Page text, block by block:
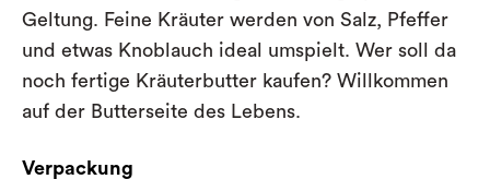
Geltung. Feine Kräuter werden von Salz, Pfeffer
und etwas Knoblauch ideal umspielt. Wer soll da
noch fertige Kräuterbutter kaufen? Willkommen
auf der Butterseite des Lebens.
Verpackung